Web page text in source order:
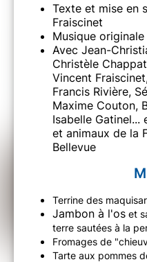
Texte et mise en
Fraiscinet
Musique
Avec Jean-
Christèle
Vincent
Francis Rivière,
Maxime Couton,
Isabelle
et animaux de la
Bellevue
Terrine des
Jambon à l'os et
terre sautées à la
Fromages de
Tarte aux pommes